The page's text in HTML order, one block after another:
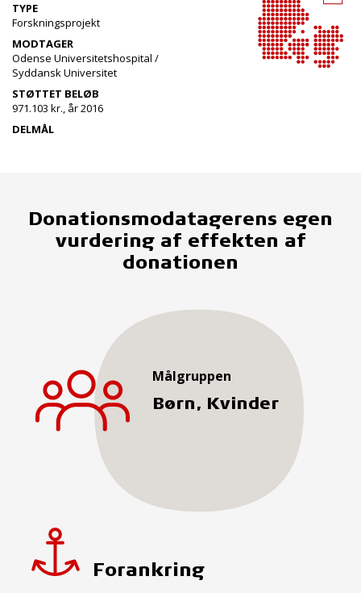
TYPE
Forskningsprojekt
MODTAGER
Odense Universitetshospital /
Syddansk Universitet
STØTTET BELØB
971.103 kr., år 2016
DELMÅL
Donationsmodatagerens egen
vurdering af effekten af
donationen
Målgruppen
Børn, Kvinder
Forankring